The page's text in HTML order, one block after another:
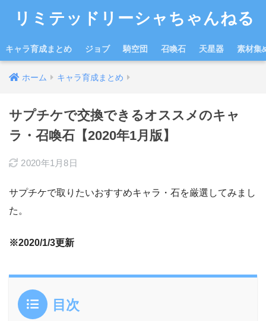
リミテッドリーシャちゃんねる
キャラ育成まとめ ジョブ 騎空団 召喚石 天星器 素材集
ホーム キャラ育成まとめ
サプチケで交換できるオススメのキャ
ラ・召喚石【2020年1月版】
2020年1月8日
サプチケで取りたいおすすめキャラ・石を厳選してみまし
た。
※2020/1/3更新
目次